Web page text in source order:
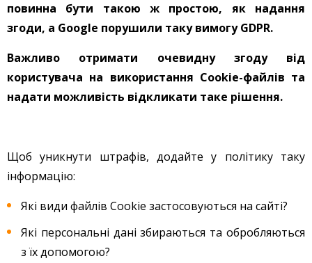
повинна бути такою ж простою, як надання
згоди, а Google порушили таку вимогу GDPR.
Важливо отримати очевидну згоду від
користувача на використання Cookie-файлів та
надати можливість відкликати таке рішення.
Щоб уникнути штрафів, додайте у політику таку
інформацію:
Які види файлів Cookie застосовуються на сайті?
Які персональні дані збираються та обробляються
з їх допомогою?